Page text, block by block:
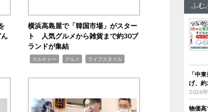
横浜高島屋で「韓国市場」がスター
ト 人気グルメから雑貨まで約30ブ
ランドが集結
カルチャー グルメ ライフスタイル
ふむ
「中
げ、約
2026
物価